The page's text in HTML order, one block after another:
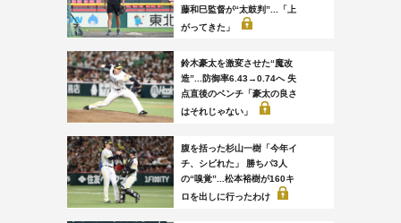
藤和巳監督が“太鼓判”...「上
がってきた」
鈴木豪太を激変させた“魔改
造”...防御率6.43→0.74へ 失
点直後のベンチ「豪太の良さ
はそれじゃない」
腹を括った杉山一樹「今年イ
チ、シビれた」 勝ちパ3人
の“嗅覚”...松本裕樹が160キ
ロを出しに行ったわけ